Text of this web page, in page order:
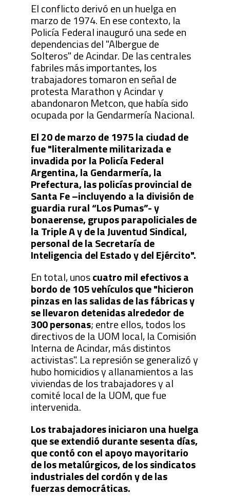
El conflicto derivó en un huelga en
marzo de 1974. En ese contexto, la
Policía Federal inauguró una sede en
dependencias del "Albergue de
Solteros" de Acindar. De las centrales
fabriles más importantes, los
trabajadores tomaron en señal de
protesta Marathon y Acindar y
abandonaron Metcon, que había sido
ocupada por la Gendarmería Nacional.
El 20 de marzo de 1975 la ciudad de
fue "literalmente militarizada e
invadida por la Policía Federal
Argentina, la Gendarmería, la
Prefectura, las policías provincial de
Santa Fe –incluyendo a la división de
guardia rural “Los Pumas”- y
bonaerense, grupos parapoliciales de
la Triple A y de la Juventud Sindical,
personal de la Secretaría de
Inteligencia del Estado y del Ejército".
En total, unoscuatro mil efectivos a
bordo de 105 vehículos que "hicieron
pinzas en las salidas de las fábricas y
se llevaron detenidas alrededor de
300 personas; entre ellos, todos los
directivos de la UOM local, la Comisión
Interna de Acindar, más distintos
activistas". La represión se generalizó y
hubo homicidios y allanamientos a las
viviendas de los trabajadores y al
comité local de la UOM, que fue
intervenida.
Los trabajadores iniciaron una huelga
que se extendió durante sesenta días,
que contó con el apoyo mayoritario
de los metalúrgicos, de los sindicatos
industriales del cordón y de las
fuerzas democráticas.